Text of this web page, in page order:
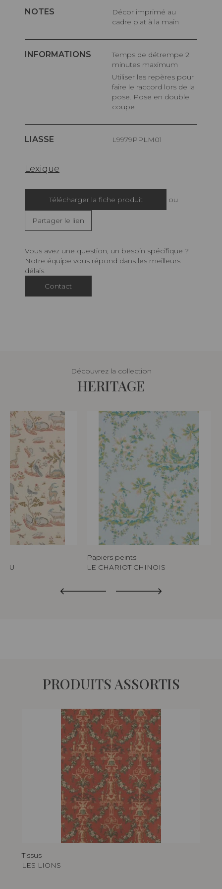
NOTES
Décor imprimé au
cadre plat à la main
INFORMATIONS
Temps de détrempe 2
minutes maximum
Utiliser les repères pour
faire le raccord lors de la
pose. Pose en double
coupe
LIASSE L9979PPLM01
Lexique
Télécharger la fiche produit ou
Partager le lien
Vous avez une question, un besoin spécifique ?
Notre équipe vous répond dans les meilleurs
délais.
Contact
Découvrez la collection
HERITAGE
Papiers peints
LE CHARIOT CHINOIS
PRODUITS ASSORTIS
Tissus
LES LIONS